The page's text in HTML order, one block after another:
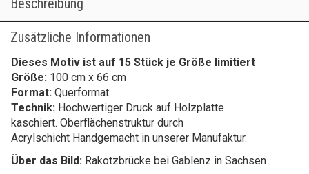
Beschreibung
Zusätzliche Informationen
Dieses Motiv ist auf 15 Stück je Größe limitiert
Größe: 100 cm x 66 cm
Format: Querformat
Technik: Hochwertiger Druck auf Holzplatte
kaschiert. Oberflächenstruktur durch
Acrylschicht Handgemacht in unserer Manufaktur.
Über das Bild: Rakotzbrücke bei Gablenz in Sachsen